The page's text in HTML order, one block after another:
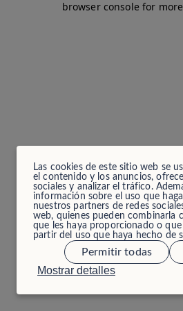
Las cookies de este sitio web se
el contenido y los anuncios,
sociales y analizar el tráfico.
información sobre el uso que
nuestros partners de redes
web, quienes pueden combinarla
que les haya proporcionado o
partir del uso que haya hecho de
Mostrar detalles
Permitir todas
browser console for